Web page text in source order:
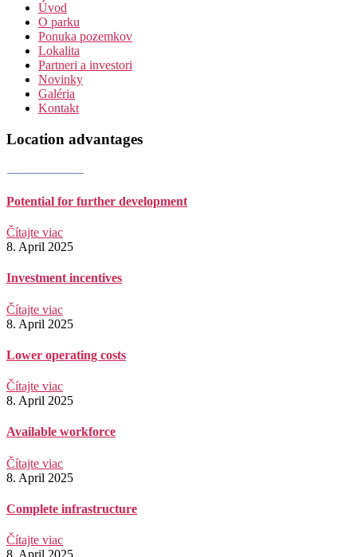
Úvod
O parku
Ponuka pozemkov
Lokalita
Partneri a investori
Novinky
Galéria
Kontakt
Location advantages
Potential for further development
Čítajte viac
8. April 2025
Investment incentives
Čítajte viac
8. April 2025
Lower operating costs
Čítajte viac
8. April 2025
Available workforce
Čítajte viac
8. April 2025
Complete infrastructure
Čítajte viac
8. April 2025